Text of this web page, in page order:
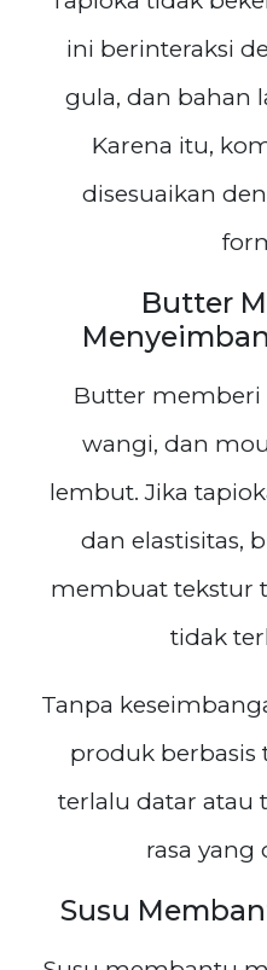
ini berinteraksi
gula, dan bahan
Karena itu,
disesuaikan
Butter
Butter memberi
wangi, dan
lembut. Jika
dan elastisitas,
membuat tekstur
tidak
Tanpa
produk berbasis
terlalu datar atau
rasa yang
Susu